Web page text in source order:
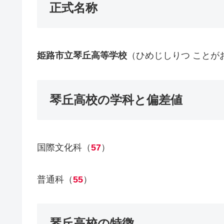
正式名称
姫路市立琴丘高等学校 （ひめじしりつ ことが
琴丘高校の学科と偏差値
国際文化科（57）
普通科（55）